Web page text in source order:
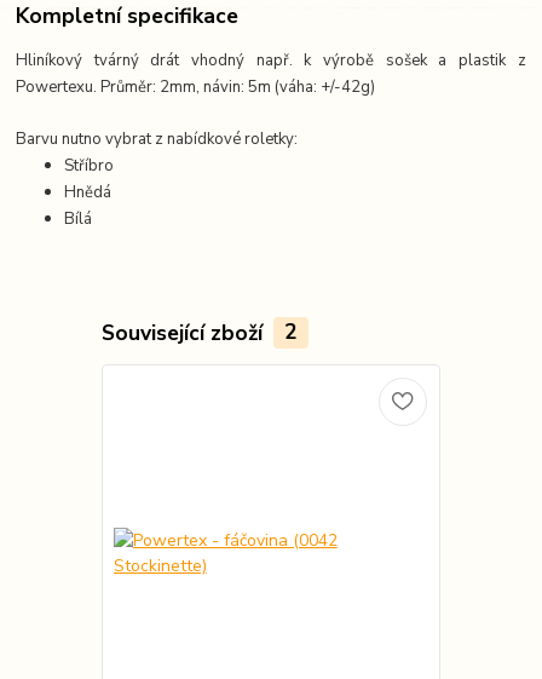
Kompletní specifikace
Hliníkový tvárný drát vhodný např. k výrobě sošek a plastik z
Powertexu. Průměr: 2mm, návin: 5m (váha: +/-42g)
Barvu nutno vybrat z nabídkové roletky:
Stříbro
Hnědá
Bílá
Související zboží 2